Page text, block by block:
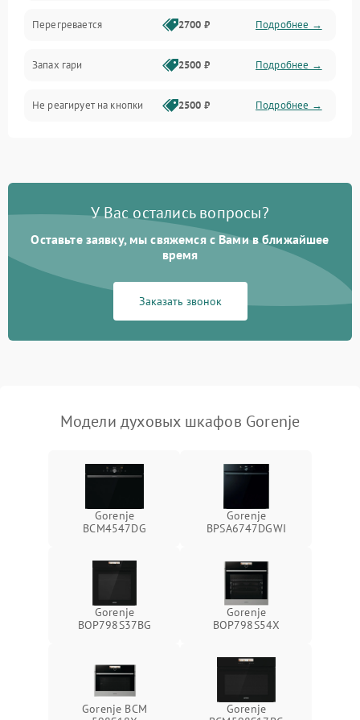
Перегревается 2700 ₽ Подробнее →
Запах гари 2500 ₽ Подробнее →
Не реагирует на кнопки 2500 ₽ Подробнее →
У Вас остались вопросы?
Оставьте заявку, мы свяжемся с Вами в ближайшее
время
Заказать звонок
Модели духовых шкафов Gorenje
Gorenje
BCM4547DG
Gorenje
BPSA6747DGWI
Gorenje
BOP798S37BG
Gorenje
BOP798S54X
Gorenje BCM
Gorenje